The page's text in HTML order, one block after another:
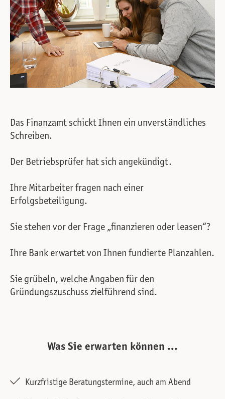
Das Finanzamt schickt Ihnen ein unverständliches
Schreiben.
Der Betriebsprüfer hat sich angekündigt.
Ihre Mitarbeiter fragen nach einer
Erfolgsbeteiligung.
Sie stehen vor der Frage „finanzieren oder leasen“?
Ihre Bank erwartet von Ihnen fundierte Planzahlen.
Sie grübeln, welche Angaben für den
Gründungszuschuss zielführend sind.
Was Sie erwarten können ...
Kurzfristige Beratungstermine, auch am Abend